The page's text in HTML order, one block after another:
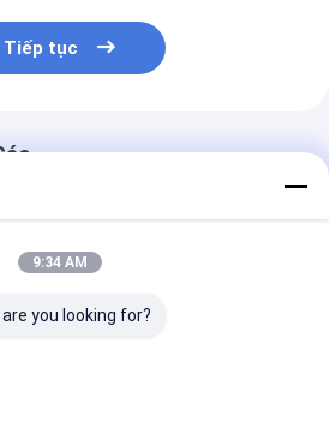
Tiếp tục
9:34 AM
you looking for?